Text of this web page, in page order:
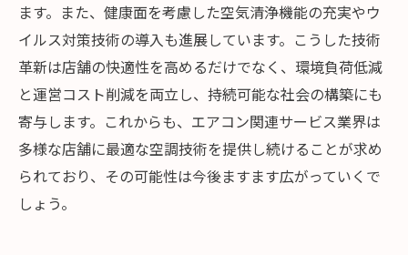
ます。また、健康面を考慮した空気清浄機能の充実やウ
イルス対策技術の導入も進展しています。こうした技術
革新は店舗の快適性を高めるだけでなく、環境負荷低減
と運営コスト削減を両立し、持続可能な社会の構築にも
寄与します。これからも、エアコン関連サービス業界は
多様な店舗に最適な空調技術を提供し続けることが求め
られており、その可能性は今後ますます広がっていくで
しょう。